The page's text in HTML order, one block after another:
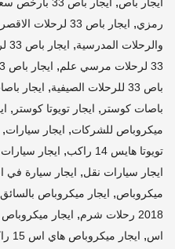
رمزي, ايجار باص 33 لرحلات الاقصر
والرحلات المدرسية, ايجار باص 33 لرحلات الساحل الشمالي
33 لرحلات مرسي علم
, ايجار باص 33 لرحلات مرسي مطروح
باص 33 للرحلات الصيفية
, ايجار باصات
باصات كوستر , ايجار تويوتا كوستر ,
ميكروباص للشركات, ايجار سيارات,
تويوتا هايس 14 راكب
, ايجار
ايجار سيارات نقل, ايجار سيارة في
ميكروباص, ايجار ميكروباص بالسائق 2018
2018 رحلات شرم
, ايجار
اس, ايجار ميكروباص هاي اس 15 راكب